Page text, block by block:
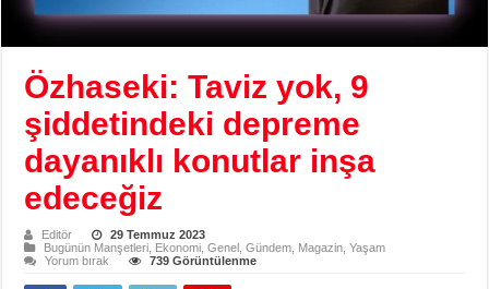
Özhaseki: Taviz yok, 9
şiddetindeki depreme
dayanıklı konutlar inşa
edeceğiz
Editör
29 Temmuz 2023
Bugünün Manşetleri
Ekonomi ,Genel ,Gündem Magazin ,Yaşam
Yorum bırak
739 Görüntülenme